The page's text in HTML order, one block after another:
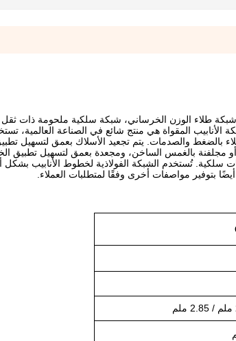
طلاء الوزن الخرساني، شبكة سلكية ملحومة ذات ثقل
المقواة هي منتج شائع في الصناعة العالمية،
بالضغط والصدمات. يتم تجعيد الأسلاك بعمق لتسهيل
مجلفنة بالغمس الساخن، ومجعدة بعمق لتسهيل تطبيق
أحجام مع نظام تقليدي مكون من 10 أسلاك أو 8 أسلاك أو 6 شبكات سلكية. تُستخدم الشبكة الفولاذية
بتوفير مواصفات أخرى وفقًا لمتطلبات العملاء.